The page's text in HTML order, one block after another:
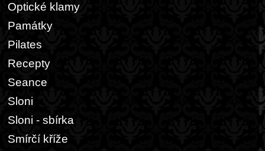
Optické klamy
Památky
Pilates
Recepty
Seance
Sloni
Sloni - sbírka
Smírčí kříže